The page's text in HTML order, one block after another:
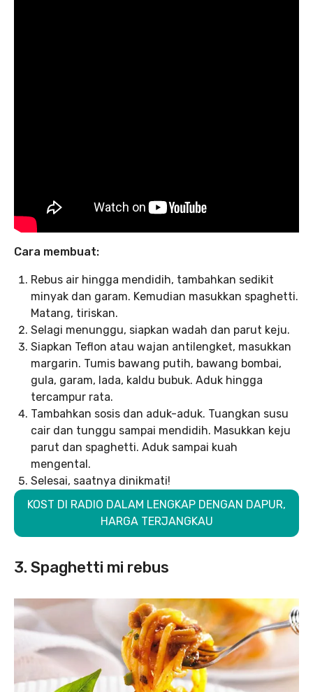
Cara membuat:
Rebus air hingga mendidih, tambahkan sedikit
minyak dan garam. Kemudian masukkan spaghetti.
Matang, tiriskan.
Selagi menunggu, siapkan wadah dan parut keju.
Siapkan Teflon atau wajan antilengket, masukkan
margarin. Tumis bawang putih, bawang bombai,
gula, garam, lada, kaldu bubuk. Aduk hingga
tercampur rata.
Tambahkan sosis dan aduk-aduk. Tuangkan susu
cair dan tunggu sampai mendidih. Masukkan keju
parut dan spaghetti. Aduk sampai kuah
mengental.
Selesai, saatnya dinikmati!
KOST DI RADIO DALAM LENGKAP DENGAN DAPUR,
HARGA TERJANGKAU
3. Spaghetti mi rebus